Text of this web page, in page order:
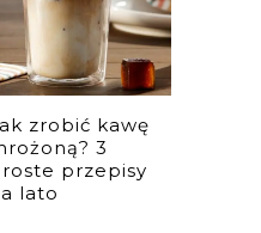
zrobić kawę
3
przepisy
lato